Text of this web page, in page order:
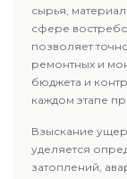
сырья,
сфере
позволяет
ремонтных и
бюджета и
каждом этапе
Взыскание
уделяется
затоплений,